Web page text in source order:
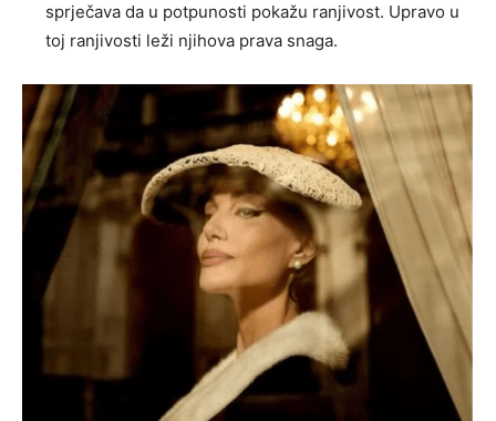
sprječava da u potpunosti pokažu ranjivost. Upravo u
toj ranjivosti leži njihova prava snaga.